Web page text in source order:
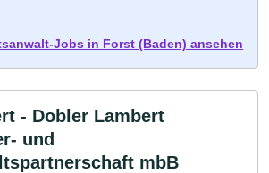
Jobs in Forst (Baden) ansehen
- Dobler Lambert
und
mbB